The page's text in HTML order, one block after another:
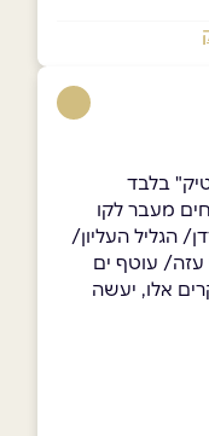
בלבד
מעבר לקו
הגליל העליון/
עזה/ עוטף ים
אלו, יעשה